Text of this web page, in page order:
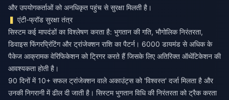
और उपयोगकर्ताओं को अनधिकृत पहुंच से सुरक्षा मिलती है।
एंटी-फ्रॉड सुरक्षा तंत्र
सिस्टम कई मापदंडों का विश्लेषण करता है: भुगतान की गति, भौगोलिक निरंतरता,
डिवाइस फिंगरप्रिंटिंग और ट्रांजेक्शन राशि का पैटर्न। 6000 डायमंड से अधिक के
पैकेज आक्रामक वेरिफिकेशन को ट्रिगर करते हैं जिसके लिए अतिरिक्त ऑथेंटिकेशन की
आवश्यकता होती है।
90 दिनों में 10+ सफल ट्रांजेक्शन वाले अकाउंट्स को 'विश्वस्त' दर्जा मिलता है और
उनकी निगरानी में ढील दी जाती है। सिस्टम भुगतान विधि की निरंतरता को ट्रैक करता